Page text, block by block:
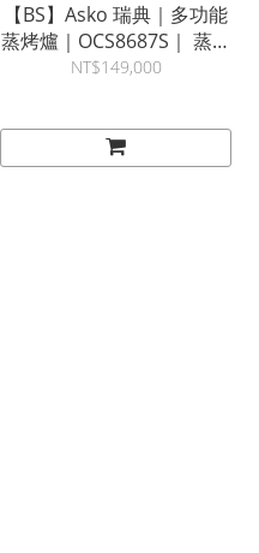
【BS】Asko 瑞典｜多功能
蒸烤爐｜OCS8687S｜ 蒸烤
箱｜220V｜瑞典｜崁入式
NT$149,000